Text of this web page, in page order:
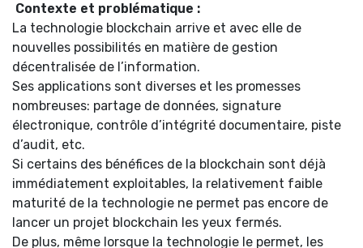
Contexte et problématique :
La technologie blockchain arrive et avec elle de
nouvelles possibilités en matière de gestion
décentralisée de l’information.
Ses applications sont diverses et les promesses
nombreuses: partage de données, signature
électronique, contrôle d’intégrité documentaire, piste
d’audit, etc.
Si certains des bénéfices de la blockchain sont déjà
immédiatement exploitables, la relativement faible
maturité de la technologie ne permet pas encore de
lancer un projet blockchain les yeux fermés.
De plus, même lorsque la technologie le permet, les